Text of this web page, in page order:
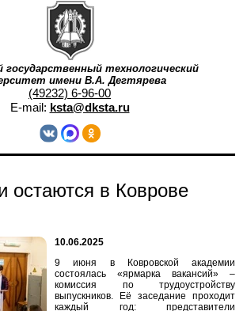
государственный технологический
имени В.А. Дегтярева
(49232) 6-96-00
E-mail: ksta@dksta.ru
остаются в Коврове
10.06.2025
9 июня в Ковровской академии
состоялась «ярмарка вакансий» –
комиссия по трудоустройству
выпускников. Её заседание проходит
каждый год: представители